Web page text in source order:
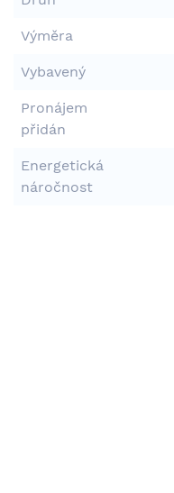
Výměra
Vybavený
Pronájem
přidán
Energetická
náročnost